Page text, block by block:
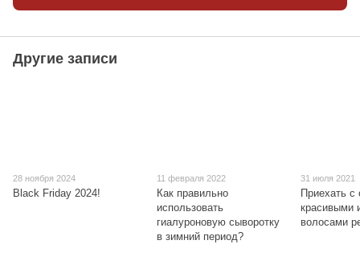
Другие записи
28 ноября 2024
Black Friday 2024!
11 февраля 2022
Как правильно
использовать
гиалуроновую сыворотку
в зимний период?
31 июля 2021
Приехать с
красивыми
волосами